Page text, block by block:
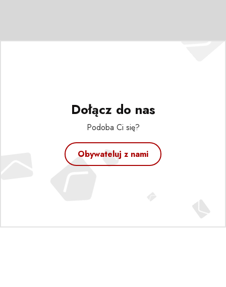
Dołącz do nas
Podoba Ci się?
Obywateluj z nami